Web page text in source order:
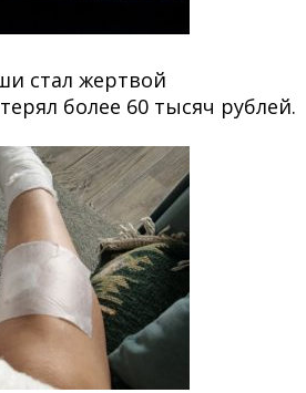
стал жертвой
более 60 тысяч рублей.